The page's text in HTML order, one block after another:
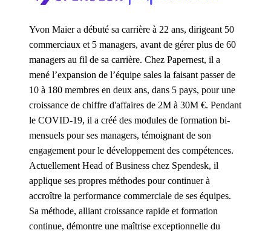
Yvon Maier a débuté sa carrière à 22 ans, dirigeant 50
commerciaux et 5 managers, avant de gérer plus de 60
managers au fil de sa carrière. Chez Papernest, il a
mené l’expansion de l’équipe sales la faisant passer de
10 à 180 membres en deux ans, dans 5 pays, pour une
croissance de chiffre d'affaires de 2M à 30M €. Pendant
le COVID-19, il a créé des modules de formation bi-
mensuels pour ses managers, témoignant de son
engagement pour le développement des compétences.
Actuellement Head of Business chez Spendesk, il
applique ses propres méthodes pour continuer à
accroître la performance commerciale de ses équipes.
Sa méthode, alliant croissance rapide et formation
continue, démontre une maîtrise exceptionnelle du